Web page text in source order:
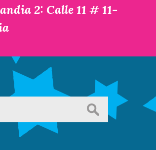
2: Calle 11 # 11-